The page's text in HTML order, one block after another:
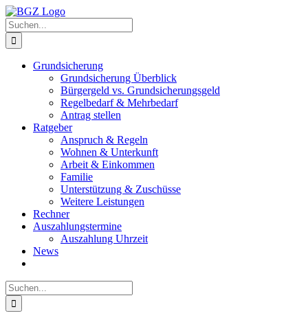
Zum
Inhalt
springen
Suche
nach:
Grundsicherung
Grundsicherung Überblick
Bürgergeld vs. Grundsicherungsgeld
Regelbedarf & Mehrbedarf
Antrag stellen
Ratgeber
Anspruch & Regeln
Wohnen & Unterkunft
Arbeit & Einkommen
Familie
Unterstützung & Zuschüsse
Weitere Leistungen
Rechner
Auszahlungstermine
Auszahlung Uhrzeit
News
Suche
nach: